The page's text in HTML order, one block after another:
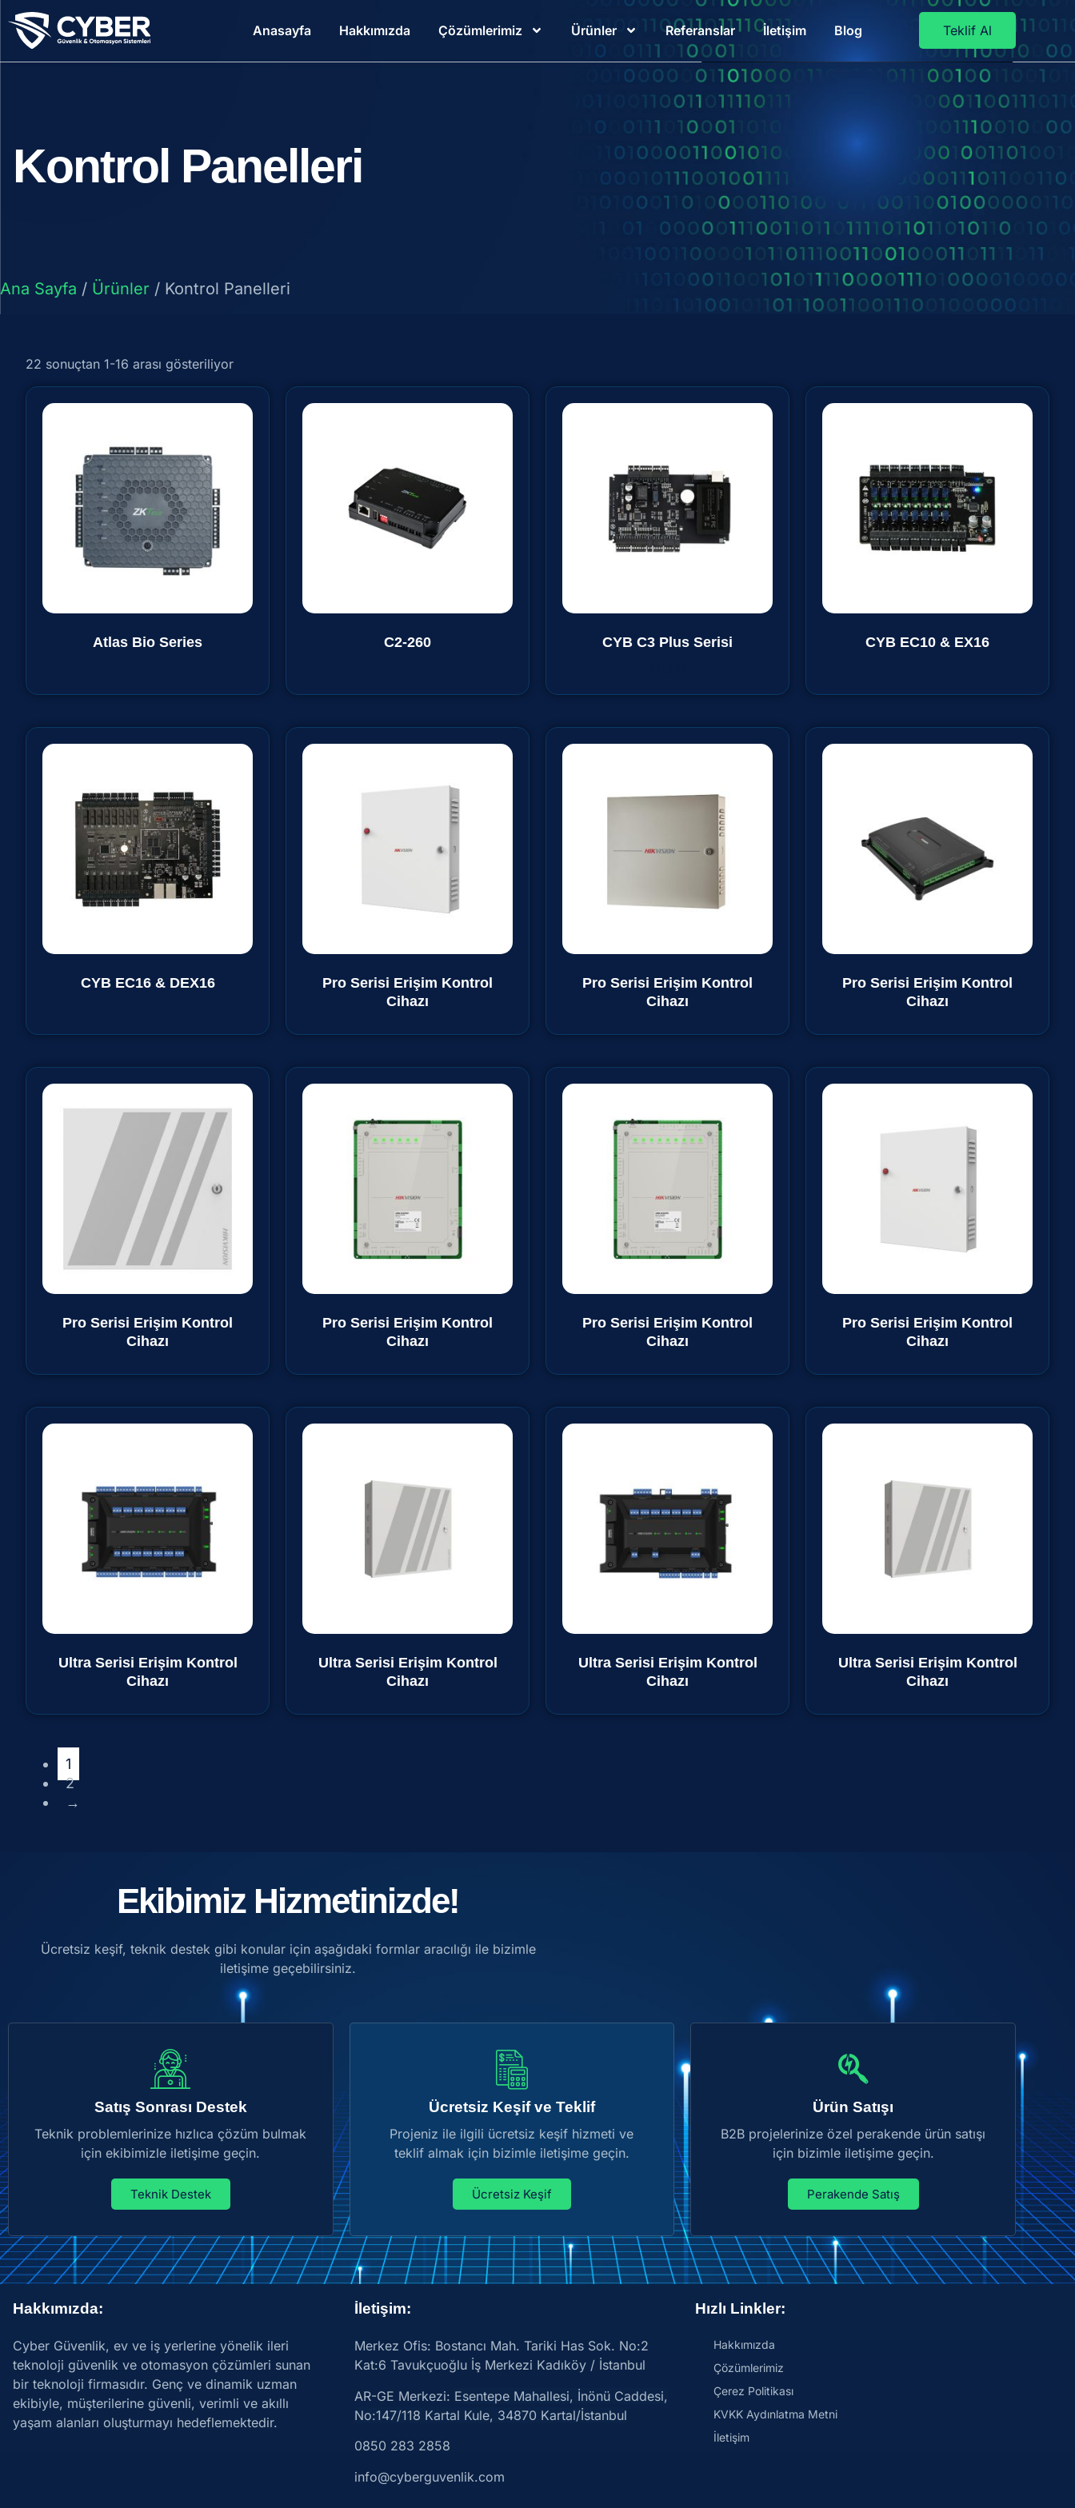
Anasayfa Hakkımızda Çözümlerimiz Ürünler Referanslar İletişim Blog Teklif Al
Kontrol Panelleri
Ana Sayfa / Ürünler / Kontrol Panelleri
22 sonuçtan 1-16 arası gösteriliyor
Atlas Bio Series C2-260
CYB C3 Plus Serisi
CYB EC10 & EX16
CYB EC16 & DEX16
Pro Serisi Erişim Kontrol
Cihazı
Pro Serisi Erişim Kontrol
Cihazı
Pro Serisi Erişim Kontrol
Cihazı
Pro Serisi Erişim Kontrol
Cihazı
Pro Serisi Erişim Kontrol
Cihazı
Pro Serisi Erişim Kontrol
Cihazı
Pro Serisi Erişim Kontrol
Cihazı
Ultra Serisi Erişim Kontrol
Cihazı
Ultra Serisi Erişim Kontrol
Cihazı
Ultra Serisi Erişim Kontrol
Cihazı
Ultra Serisi Erişim Kontrol
Cihazı
1
2
→
Ekibimiz Hizmetinizde!
Ücretsiz keşif, teknik destek gibi konular için aşağıdaki formlar aracılığı ile bizimle
iletişime geçebilirsiniz.
Satış Sonrası Destek
Teknik problemlerinize hızlıca çözüm bulmak
için ekibimizle iletişime geçin.
Teknik Destek
Ücretsiz Keşif ve Teklif
Projeniz ile ilgili ücretsiz keşif hizmeti ve
teklif almak için bizimle iletişime geçin.
Ücretsiz Keşif
Ürün Satışı
B2B projelerinize özel perakende ürün satışı
için bizimle iletişime geçin.
Perakende Satış
Hakkımızda:
Cyber Güvenlik, ev ve iş yerlerine yönelik ileri
teknoloji güvenlik ve otomasyon çözümleri sunan
bir teknoloji firmasıdır. Genç ve dinamik uzman
ekibiyle, müşterilerine güvenli, verimli ve akıllı
yaşam alanları oluşturmayı hedeflemektedir.
İletişim:
Merkez Ofis: Bostancı Mah. Tariki Has Sok. No:2
Kat:6 Tavukçuoğlu İş Merkezi Kadıköy / İstanbul
AR-GE Merkezi: Esentepe Mahallesi, İnönü Caddesi,
No:147/118 Kartal Kule, 34870 Kartal/İstanbul
0850 283 2858
info@cyberguvenlik.com
Hızlı Linkler:
Hakkımızda
Çözümlerimiz
Çerez Politikası
KVKK Aydınlatma Metni
İletişim